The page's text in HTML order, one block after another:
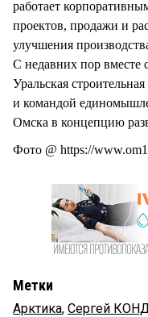
работает
проектов, продажи и
улучшения
С недавних пор
Уральская
и командой
Омска в концепцию
Фото @ https://
Метки
Арктика, Сергей